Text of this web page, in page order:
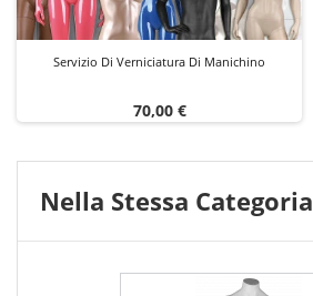
Servizio Di Verniciatura Di Manichino
Prezzo
70,00 €
Nella Stessa Categoria